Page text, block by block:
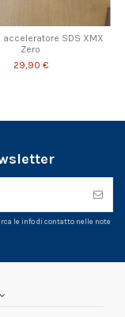
acceleratore SDS XMX
Zero
29,90 €
le info di contatto nelle note